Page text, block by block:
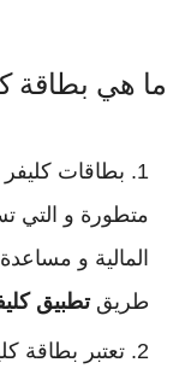
ما هي بطاقة
بطاقات كليفر
متطورة و التي
المالية و
طريقتطبيق
تعتبر بطاقة